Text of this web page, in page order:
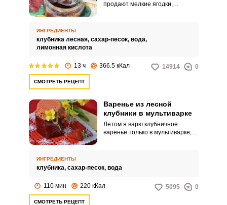
продают мелкие ягодки,
Если вы увидели такие ягодки,
то обязательно купите их, ведь
свойств. Рекомендую
ИНГРЕДИЕНТЫ
клубника лесная, сахар-песок, вода,
лимонная кислота
13 ч 366.5 кКал 14914 0
СМОТРЕТЬ РЕЦЕПТ
Варенье из лесной
клубники в мультиварке
Летом я варю клубничное
варенье только в мультиварке,
получается вкуснее и
ароматнее, чем клубничное
ИНГРЕДИЕНТЫ
клубника, сахар-песок, вода
110 мин 220 кКал 5095 0
СМОТРЕТЬ РЕЦЕПТ